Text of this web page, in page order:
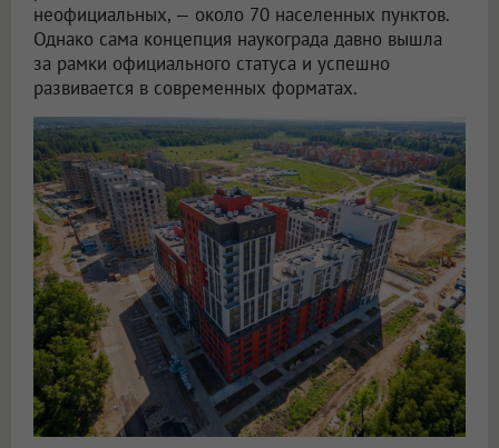
неофициальных, — около 70 населенных пунктов.
Однако сама концепция наукограда давно вышла
за рамки официального статуса и успешно
развивается в современных форматах.